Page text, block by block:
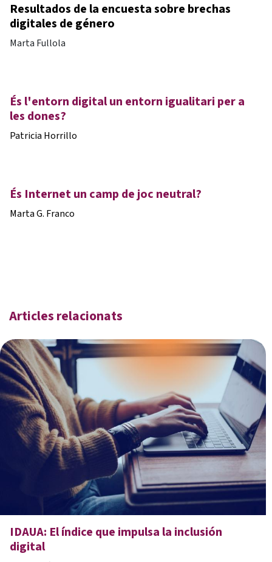
Resultados de la encuesta sobre brechas
digitales de género
Marta Fullola
És l'entorn digital un entorn igualitari per a
les dones?
Patricia Horrillo
És Internet un camp de joc neutral?
Marta G. Franco
Articles relacionats
IDAUA: El índice que impulsa la inclusión
digital